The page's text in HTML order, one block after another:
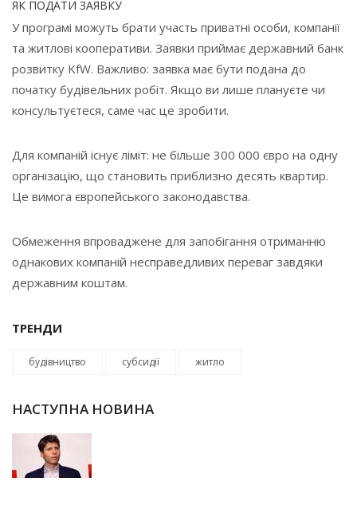
ЯК ПОДАТИ ЗАЯВКУ
У програмі можуть брати участь приватні особи, компанії
та житлові кооперативи. Заявки приймає державний банк
розвитку KfW. Важливо: заявка має бути подана до
початку будівельних робіт. Якщо ви лише плануєте чи
консультуєтеся, саме час це зробити.
Для компаній існує ліміт: не більше 300 000 євро на одну
організацію, що становить приблизно десять квартир.
Це вимога європейського законодавства.
Обмеження впроваджене для запобігання отриманню
однакових компаній несправедливих переваг завдяки
державним коштам.
ТРЕНДИ
будівництво субсидії житло
НАСТУПНА НОВИНА